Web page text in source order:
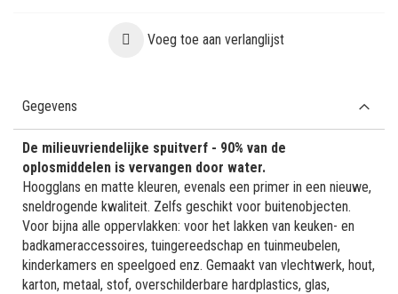
Voeg toe aan verlanglijst
Gegevens
De milieuvriendelijke spuitverf - 90% van de
oplosmiddelen is vervangen door water.
Hoogglans en matte kleuren, evenals een primer in een nieuwe,
sneldrogende kwaliteit. Zelfs geschikt voor buitenobjecten.
Voor bijna alle oppervlakken: voor het lakken van keuken- en
badkameraccessoires, tuingereedschap en tuinmeubelen,
kinderkamers en speelgoed enz. Gemaakt van vlechtwerk, hout,
karton, metaal, stof, overschilderbare hardplastics, glas,